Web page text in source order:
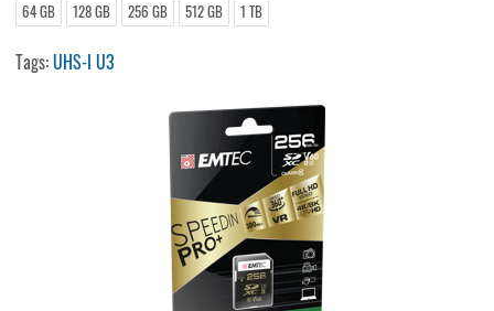
64 GB 128 GB 256 GB 512 GB 1 TB
Tags:UHS-I U3